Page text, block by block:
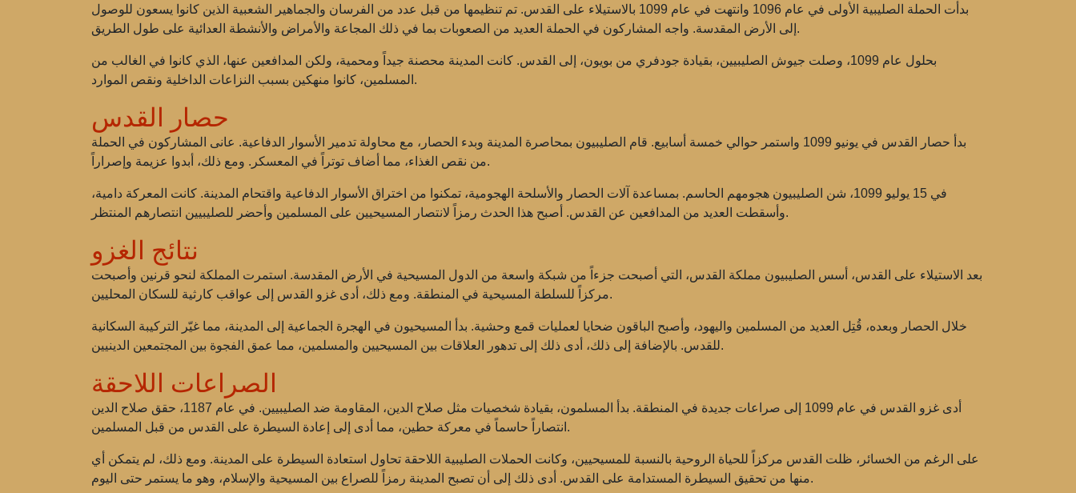
بدأت الحملة الصليبية الأولى في عام 1096 وانتهت في عام 1099 بالاستيلاء على القدس. تم تنظيمها من قبل عدد من الفرسان والجماهير الشعبية الذين كانوا يسعون للوصول
إلى الأرض المقدسة. واجه المشاركون في الحملة العديد من الصعوبات بما في ذلك المجاعة والأمراض والأنشطة العدائية على طول الطريق.
بحلول عام 1099، وصلت جيوش الصليبيين، بقيادة جودفري من بويون، إلى القدس. كانت المدينة محصنة جيداً ومحمية، ولكن المدافعين عنها، الذي كانوا في الغالب من
المسلمين، كانوا منهكين بسبب النزاعات الداخلية ونقص الموارد.
حصار القدس
بدأ حصار القدس في يونيو 1099 واستمر حوالي خمسة أسابيع. قام الصليبيون بمحاصرة المدينة وبدء الحصار، مع محاولة تدمير الأسوار الدفاعية. عانى المشاركون في الحملة
من نقص الغذاء، مما أضاف توتراً في المعسكر. ومع ذلك، أبدوا عزيمة وإصراراً.
في 15 يوليو 1099، شن الصليبيون هجومهم الحاسم. بمساعدة آلات الحصار والأسلحة الهجومية، تمكنوا من اختراق الأسوار الدفاعية واقتحام المدينة. كانت المعركة دامية،
وأسقطت العديد من المدافعين عن القدس. أصبح هذا الحدث رمزاً لانتصار المسيحيين على المسلمين وأحضر للصليبيين انتصارهم المنتظر.
نتائج الغزو
بعد الاستيلاء على القدس، أسس الصليبيون مملكة القدس، التي أصبحت جزءاً من شبكة واسعة من الدول المسيحية في الأرض المقدسة. استمرت المملكة لنحو قرنين وأصبحت
مركزاً للسلطة المسيحية في المنطقة. ومع ذلك، أدى غزو القدس إلى عواقب كارثية للسكان المحليين.
خلال الحصار وبعده، قُتِل العديد من المسلمين واليهود، وأصبح الباقون ضحايا لعمليات قمع وحشية. بدأ المسيحيون في الهجرة الجماعية إلى المدينة، مما غيّر التركيبة السكانية
للقدس. بالإضافة إلى ذلك، أدى ذلك إلى تدهور العلاقات بين المسيحيين والمسلمين، مما عمق الفجوة بين المجتمعين الدينيين.
الصراعات اللاحقة
أدى غزو القدس في عام 1099 إلى صراعات جديدة في المنطقة. بدأ المسلمون، بقيادة شخصيات مثل صلاح الدين، المقاومة ضد الصليبيين. في عام 1187، حقق صلاح الدين
انتصاراً حاسماً في معركة حطين، مما أدى إلى إعادة السيطرة على القدس من قبل المسلمين.
على الرغم من الخسائر، ظلت القدس مركزاً للحياة الروحية بالنسبة للمسيحيين، وكانت الحملات الصليبية اللاحقة تحاول استعادة السيطرة على المدينة. ومع ذلك، لم يتمكن أي
منها من تحقيق السيطرة المستدامة على القدس. أدى ذلك إلى أن تصبح المدينة رمزاً للصراع بين المسيحية والإسلام، وهو ما يستمر حتى اليوم.